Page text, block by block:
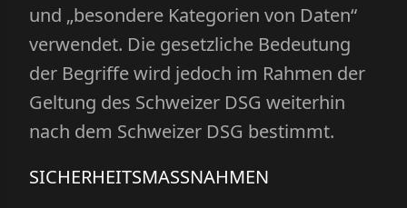
und „besondere Kategorien von Daten“
verwendet. Die gesetzliche Bedeutung
der Begriffe wird jedoch im Rahmen der
Geltung des Schweizer DSG weiterhin
nach dem Schweizer DSG bestimmt.
SICHERHEITSMASSNAHMEN